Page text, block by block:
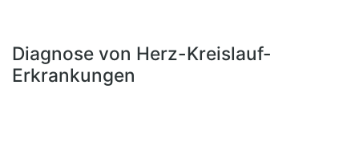
Diagnose von Herz-Kreislauf-
Erkrankungen